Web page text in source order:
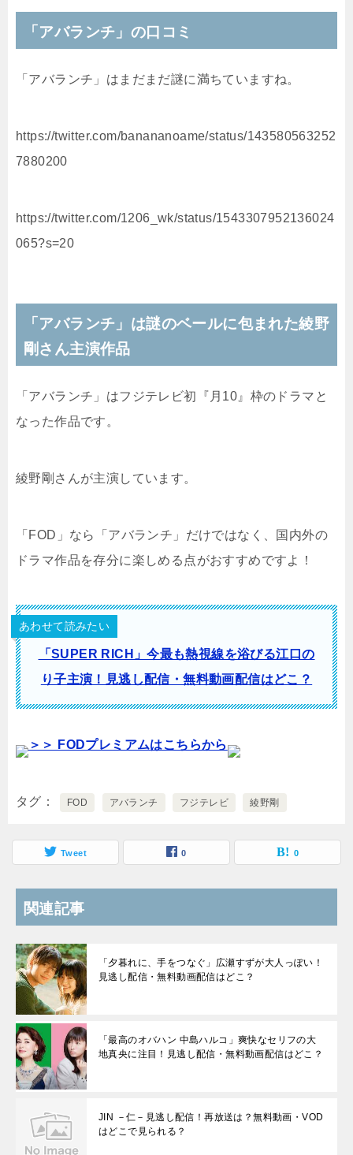
「アバランチ」の口コミ
「アバランチ」はまだまだ謎に満ちていますね。
https://twitter.com/banananoame/status/143580563252
7880200
https://twitter.com/1206_wk/status/1543307952136024
065?s=20
「アバランチ」は謎のベールに包まれた綾野
剛さん主演作品
「アバランチ」はフジテレビ初『月10』枠のドラマと
なった作品です。
綾野剛さんが主演しています。
「FOD」なら「アバランチ」だけではなく、国内外の
ドラマ作品を存分に楽しめる点がおすすめですよ！
あわせて読みたい
「SUPER RICH」今最も熱視線を浴びる江口の
り子主演！見逃し配信・無料動画配信はどこ？
＞＞ FODプレミアムはこちらから
タグ FOD アバランチ フジテレビ 綾野剛
Tweet 0 0
関連記事
「夕暮れに、手をつなぐ」広瀬すずが大人っぽい！
見逃し配信・無料動画配信はどこ？
「最高のオバハン 中島ハルコ」爽快なセリフの大
地真央に注目！見逃し配信・無料動画配信はどこ？
JIN －仁－見逃し配信！再放送は？無料動画・VOD
はどこで見られる？